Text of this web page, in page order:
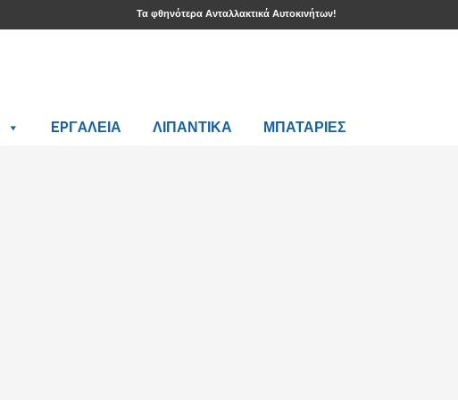
Τα φθηνότερα Ανταλλακτικά Αυτοκινήτων!
EPΓAΛΕΙΑ ΛΙΠΑΝΤΙΚΑ ΜΠΑΤΑΡΙΕΣ